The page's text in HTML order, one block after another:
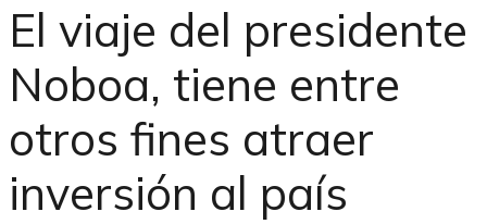
El viaje del presidente
Noboa, tiene entre
otros fines atraer
inversión al país